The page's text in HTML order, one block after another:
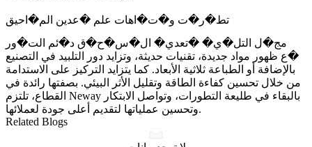
تط�ر�ت و�ت�اهات علم �عدين الم�احيق
مج�ل التل�ي� �تعدي� ال�س�ح�ق د�ئم الت�ور
�ع ظهور مواد جديدة، تقنيات حديثة، وتزايد دور التلبيد في التصنيع
بالإضافة أو الطباعة ثلاثية الأبعاد. كما يتزايد التركيز على الاستدامة
من خلال تحسين كفاءة الطاقة وتقليل الأثر البيئي. بصفتها رائدة في
القطاع، تلتزم Neway بالبقاء في طليعة التطورات، وتواصل الابتكار
وتحسين عملياتها لتقديم أعلى جودة لعملائها.
Related Blogs